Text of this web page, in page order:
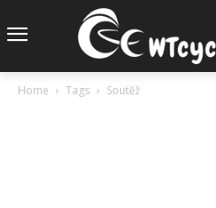
Home Tags Soutěž